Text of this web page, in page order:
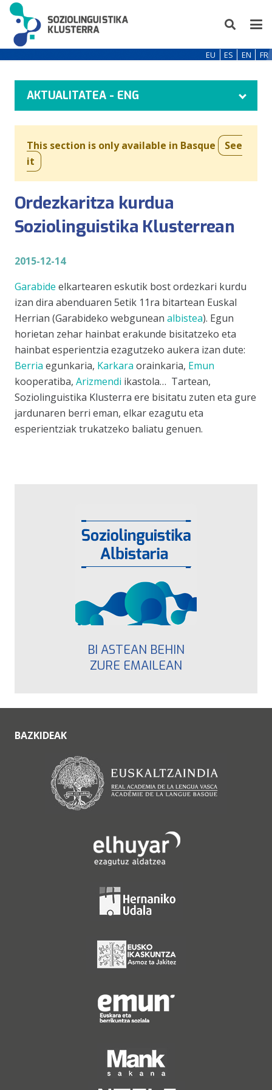
EU ES EN FR
AKTUALITATEA - ENG
This section is only available in Basque
See
it
Ordezkaritza kurdua
Soziolinguistika Klusterrean
2015-12-14
Garabide elkartearen eskutik bost ordezkari kurdu
izan dira abenduaren 5etik 11ra bitartean Euskal
Herrian (Garabideko webgunean albistea). Egun
horietan zehar hainbat erakunde bisitatzeko eta
hainbat esperientzia ezagutzeko aukera izan dute:
Berria egunkaria, Karkara orainkaria, Emun
kooperatiba, Arizmendi ikastola… Tartean,
Soziolinguistika Klusterra ere bisitatu zuten eta gure
jardunaren berri eman, elkar ezagutu eta
esperientziak trukatzeko baliatu genuen.
BI ASTEAN BEHIN
ZURE EMAILEAN
BAZKIDEAK